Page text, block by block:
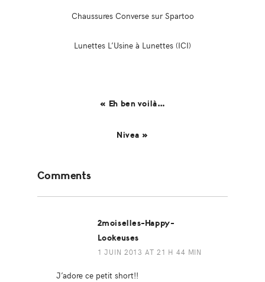
Chaussures Converse sur Spartoo
Lunettes L’Usine à Lunettes (ICI)
« Eh ben voilà…
Nivea »
Interactions
Comments
2moiselles-Happy-
Lookeuses
1 JUIN 2013 AT 21 H 44 MIN
J’adore ce petit short!!